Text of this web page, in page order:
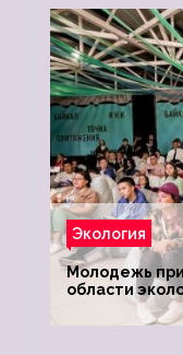
Экология
Молодежь
области